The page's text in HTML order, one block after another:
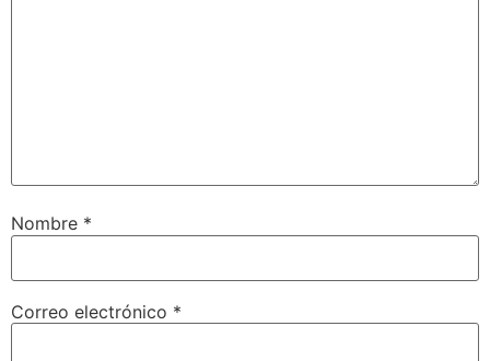
Nombre *
Correo electrónico *